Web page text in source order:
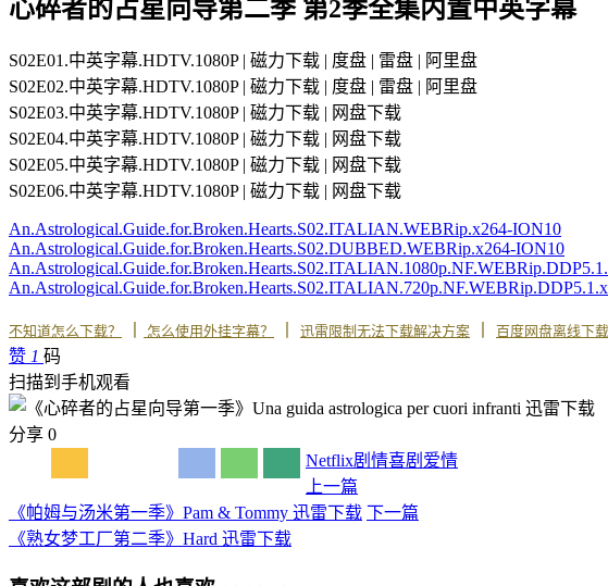
心碎者的占星向导第二季 第2季全集内置中英字幕
S02E01.中英字幕.HDTV.1080P | 磁力下载 | 度盘 | 雷盘 | 阿里盘
S02E02.中英字幕.HDTV.1080P | 磁力下载 | 度盘 | 雷盘 | 阿里盘
S02E03.中英字幕.HDTV.1080P | 磁力下载 | 网盘下载
S02E04.中英字幕.HDTV.1080P | 磁力下载 | 网盘下载
S02E05.中英字幕.HDTV.1080P | 磁力下载 | 网盘下载
S02E06.中英字幕.HDTV.1080P | 磁力下载 | 网盘下载
An.Astrological.Guide.for.Broken.Hearts.S02.ITALIAN.WEBRip.x264-ION10
An.Astrological.Guide.for.Broken.Hearts.S02.DUBBED.WEBRip.x264-ION10
不知道怎么下载？ 怎么使用外挂字幕？ 迅雷限制无法下载解决方案 百度网盘离线下
赞 1 码
扫描到手机观看
分享 0
Netflix剧情喜剧 爱情
上一篇
《帕姆与汤米第一季》Pam & Tommy 迅雷下载 下一篇
《熟女梦工厂第二季》Hard 迅雷下载